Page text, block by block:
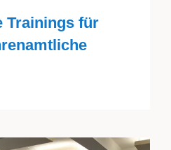
Trainings für